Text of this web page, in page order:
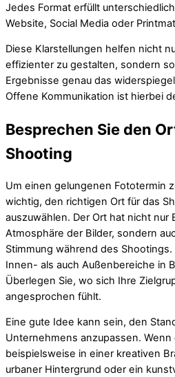
Jedes Format erfüllt
Website, Social Media oder
Diese Klarstellungen helfen nicht
effizienter zu gestalten, sondern
Ergebnisse genau das
Offene Kommunikation ist hierbei
Besprechen Sie den
Shooting
Um einen gelungenen Fototermin
wichtig, den richtigen Ort für das
auszuwählen. Der Ort hat nicht nur
Atmosphäre der Bilder, sondern
Stimmung während des
Innen- als auch Außenbereiche in
Überlegen Sie, wo sich Ihre
angesprochen fühlt.
Eine gute Idee kann sein, den
Unternehmens anzupassen.
beispielsweise in einer kreativen
urbaner Hintergrund oder ein